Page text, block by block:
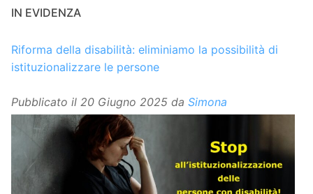
IN EVIDENZA
Riforma della disabilità: eliminiamo la possibilità di
istituzionalizzare le persone
Pubblicato il 20 Giugno 2025 da Simona